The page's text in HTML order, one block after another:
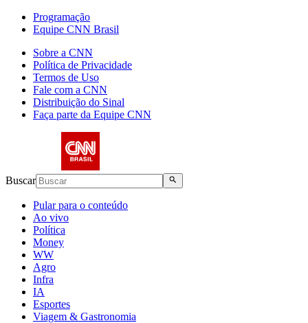
Programação
Equipe CNN Brasil
Sobre a CNN
Política de Privacidade
Termos de Uso
Fale com a CNN
Distribuição do Sinal
Faça parte da Equipe CNN
Buscar
Pular para o conteúdo
Ao vivo
Política
Money
WW
Agro
Infra
IA
Esportes
Viagem & Gastronomia